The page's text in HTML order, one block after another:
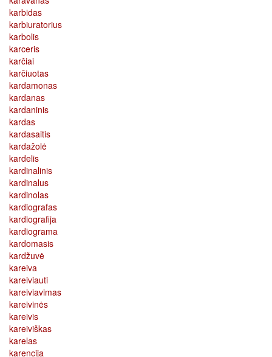
karbidas
karbiuratorius
karbolis
karceris
karčiai
karčiuotas
kardamonas
kardanas
kardaninis
kardas
kardasaitis
kardažolė
kardelis
kardinalinis
kardinalus
kardinolas
kardiografas
kardiografija
kardiograma
kardomasis
kardžuvė
kareiva
kareiviauti
kareiviavimas
kareivinės
kareivis
kareiviškas
karelas
karencija